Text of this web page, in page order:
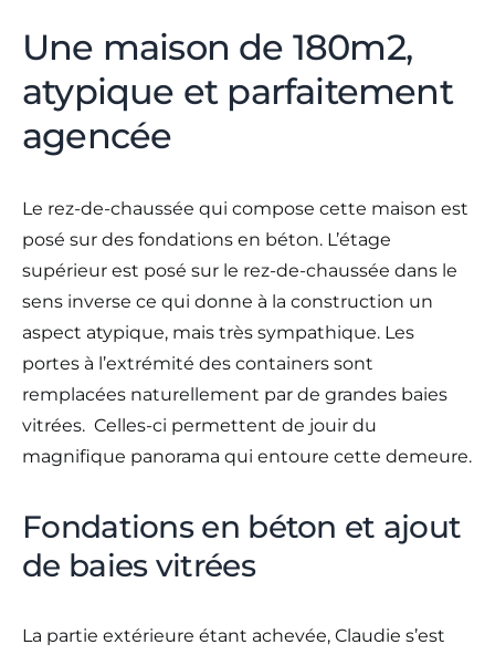
Une maison de 180m2,
atypique et parfaitement
agencée
Le rez-de-chaussée qui compose cette maison est
posé sur des fondations en béton. L’étage
supérieur est posé sur le rez-de-chaussée dans le
sens inverse ce qui donne à la construction un
aspect atypique, mais très sympathique. Les
portes à l’extrémité des containers sont
remplacées naturellement par de grandes baies
vitrées. Celles-ci permettent de jouir du
magnifique panorama qui entoure cette demeure.
Fondations en béton et ajout
de baies vitrées
La partie extérieure étant achevée, Claudie s’est